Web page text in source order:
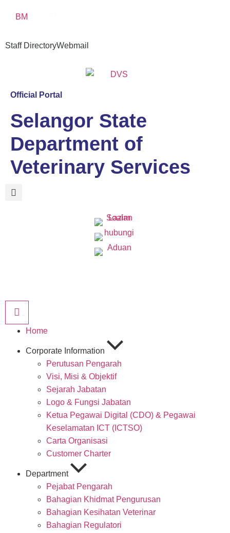
BM
Staff DirectoryWebmail
Official Portal
Selangor State
Department of
Veterinary Services
Home
Corporate Information
Perutusan Pengarah
Visi, Misi & Objektif
Sejarah Jabatan
Logo & Fungsi Jabatan
Ketua Pegawai Digital (CDO) & Pegawai
Keselamatan ICT (ICTSO)
Carta Organisasi
Customer Charter
Department
Pejabat Pengarah
Bahagian Khidmat Pengurusan
Bahagian Kesihatan Veterinar
Bahagian Regulatori